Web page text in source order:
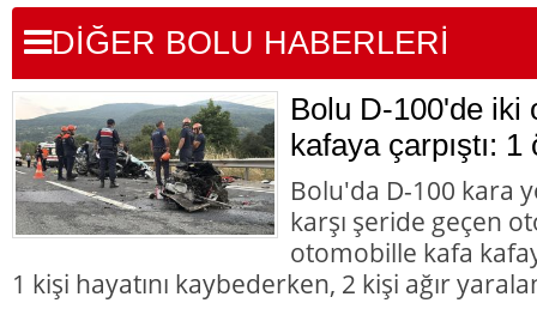
DİĞER BOLU HABERLERİ
Bolu D-100'de iki
kafaya çarpıştı: 1
Bolu'da D-100 kara
karşı şeride geçen
otomobille kafa
1 kişi hayatını kaybederken, 2 kişi ağır